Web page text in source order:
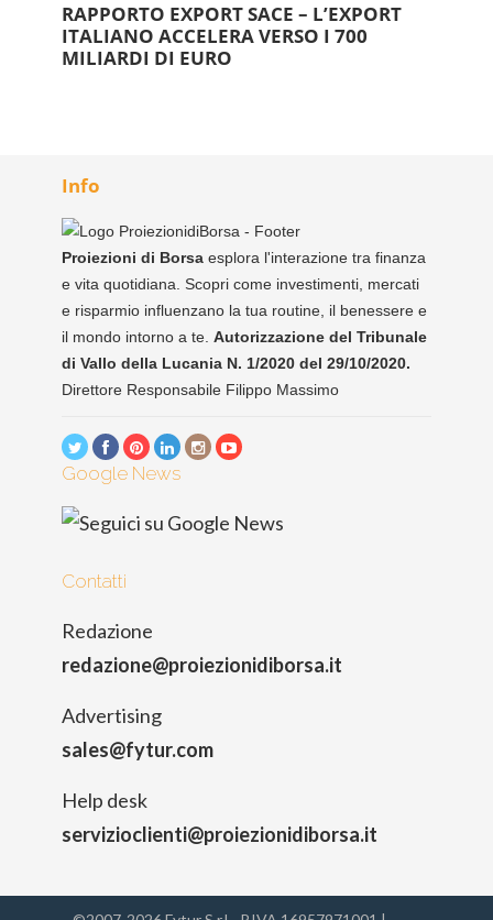
RAPPORTO EXPORT SACE – L’EXPORT
ITALIANO ACCELERA VERSO I 700
MILIARDI DI EURO
Info
Proiezioni di Borsa esplora l'interazione tra finanza
e vita quotidiana. Scopri come investimenti, mercati
e risparmio influenzano la tua routine, il benessere e
il mondo intorno a te. Autorizzazione del Tribunale
di Vallo della Lucania N. 1/2020 del 29/10/2020.
Direttore Responsabile Filippo Massimo
Google News
Contatti
Redazione
redazione@proiezionidiborsa.it
Advertising
sales@fytur.com
Help desk
servizioclienti@proiezionidiborsa.it